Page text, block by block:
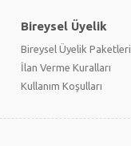
Bireysel Üyelik
Bireysel Üyelik Paketleri
İlan Verme Kuralları
Kullanım Koşulları